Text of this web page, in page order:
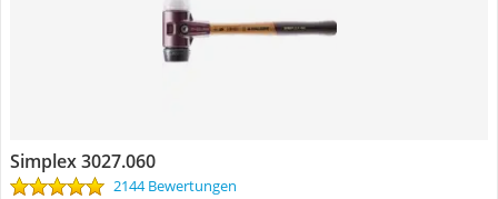
Simplex 3027.060
2144 Bewertungen